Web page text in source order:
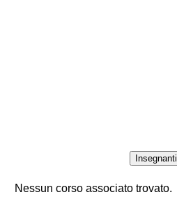
Insegnanti
Nessun corso associato trovato.